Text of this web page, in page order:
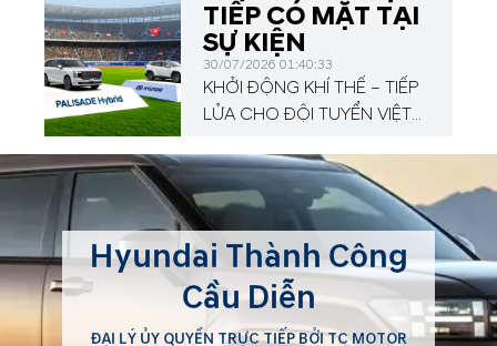
TIẾP CÓ MẶT TẠI
SỰ KIỆN
30/07/2026 01:40:33
KHỞI ĐỘNG KHÍ THẾ – TIẾP
LỬA CHO ĐỘI TUYỂN VIỆT
2026!
Hyundai Thành Công
Cầu Diễn
ĐẠI LÝ ỦY QUYỀN TRỰC TIẾP BỞI TC MOTOR